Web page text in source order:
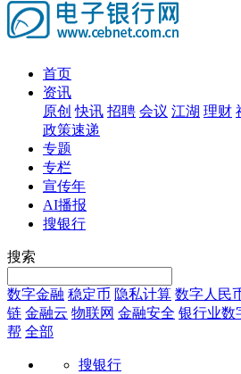
首页
资讯
原创 快讯 招聘 会议 江湖 理财
政策速递
专题
专栏
宣传年
AI播报
搜银行
搜索
数字金融 稳定币 隐私计算 数字人民
链 金融云 物联网 金融安全 银行业数
帮 全部
搜银行